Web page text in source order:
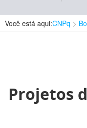
Você está aqui:CNPq
Projetos